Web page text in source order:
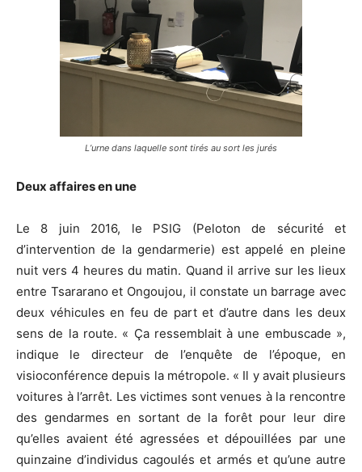
L’urne dans laquelle sont tirés au sort les jurés
Deux affaires en une
Le 8 juin 2016, le PSIG (Peloton de sécurité et
d’intervention de la gendarmerie) est appelé en pleine
nuit vers 4 heures du matin. Quand il arrive sur les lieux
entre Tsararano et Ongoujou, il constate un barrage avec
deux véhicules en feu de part et d’autre dans les deux
sens de la route. « Ça ressemblait à une embuscade »,
indique le directeur de l’enquête de l’époque, en
visioconférence depuis la métropole. « Il y avait plusieurs
voitures à l’arrêt. Les victimes sont venues à la rencontre
des gendarmes en sortant de la forêt pour leur dire
qu’elles avaient été agressées et dépouillées par une
quinzaine d’individus cagoulés et armés et qu’une autre